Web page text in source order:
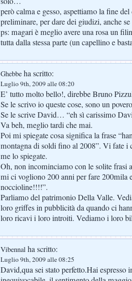
però calma e gesso, aspettiamo la fine
preliminare, per dare dei giudizi, anche
ps: magari è meglio avere una rosa un
tutta dalla stessa parte (un capellino e
Ghebbe ha scritto:
Luglio 9th, 2009 alle 08:20
E’ tutto molto bello!, direbbe Bruno
Se le scrivo io queste cose, sono un
Se le scrive David… “eh sì carissimo
Va beh, meglio tardi che mai.
Poi mi spiegate cosa significa la frase
montagna di soldi fino al 2008”. Vi fate i
me lo spiegate.
Oh, non incominciamo con le solite frasi
mi ci vogliono 200 anni per fare 200mila
noccioline!!!!”.
Parliamo del patrimonio Della Valle.
loro griffes in pubblicità da quando ci
loro ricavi i loro introiti. Vediamo i loro
Vibennal ha scritto:
Luglio 9th, 2009 alle 08:25
David,qua sei stato perfetto.Hai espresso